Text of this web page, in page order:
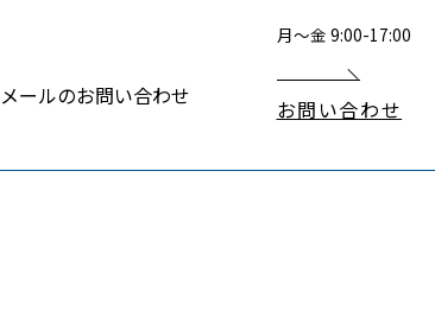
月〜金 9:00-17:00
メールのお問い合わせ お問い合わせ